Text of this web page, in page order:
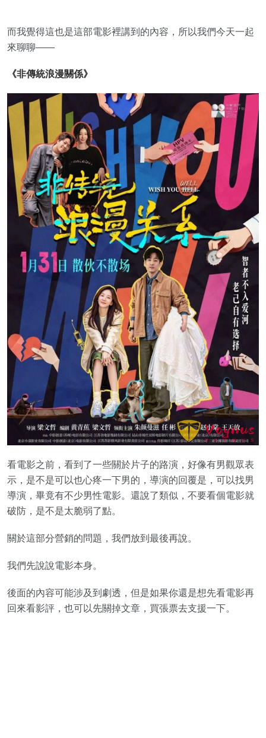
而我覺得這也是這部電影裡講到的內容，所以我們今天一起
來聊聊——
《非傳統浪漫關係》
看電影之前，看到了一些關於片子的路演，好像有男觀眾表
示，是不是可以也心疼一下男的，導演的回覆是，可以找男
導演，畢竟有不少男性電影。還說了類似，不要看個電影就
破防，是不是太脆弱了點。
關於這部分營銷的問題，我們放到最後再說。
我們先說說電影本身。
後面的內容可能涉及到劇透，但是如果你還是想先看電影再
回來看影評，也可以先關掉文章，買張票去支援一下。